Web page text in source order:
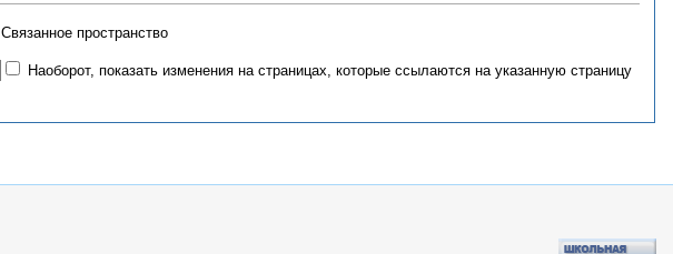
Связанное пространство
Наоборот, показать изменения на страницах, которые ссылаются на указанную страницу